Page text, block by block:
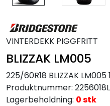
VINTERDEKK PIGGFRITT
BLIZZAK LM005
225/60R18 BLIZZAK LM005
Produktnummer:
Lagerbeholdning: 0 stk